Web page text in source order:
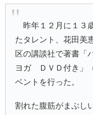
昨年１２月に１３
たタレント、花田美
区の講談社で著書「
ヨガ ＤＶＤ付き」
ベントを行った。
割れた腹筋がまぶし